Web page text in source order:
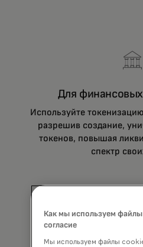
Для
Используйте
разрешив создание,
токенов, повышая
спектр
Как мы используем
согласие
Мы используем файлы